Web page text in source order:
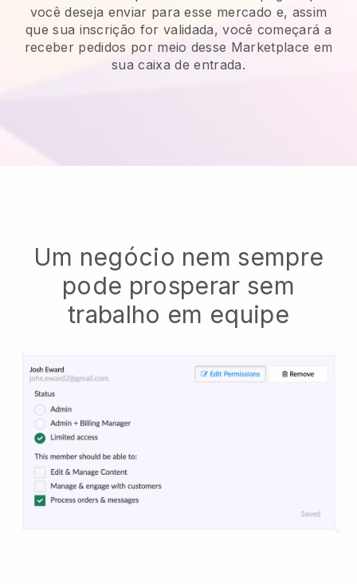
você deseja enviar para esse mercado e, assim
que sua inscrição for validada, você começará a
receber pedidos por meio desse Marketplace em
sua caixa de entrada.
Um negócio nem sempre
pode prosperar sem
trabalho em equipe